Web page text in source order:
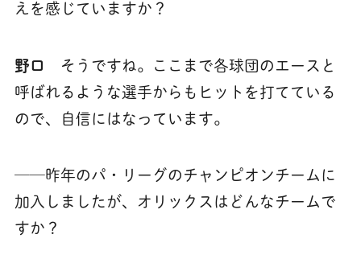
えを感じていますか？
野口
そうですね。ここまで各球団のエースと
呼ばれるような選手からもヒットを打てている
ので、自信にはなっています。
──昨年のパ・リーグのチャンピオンチームに
加入しましたが、オリックスはどんなチームで
すか？